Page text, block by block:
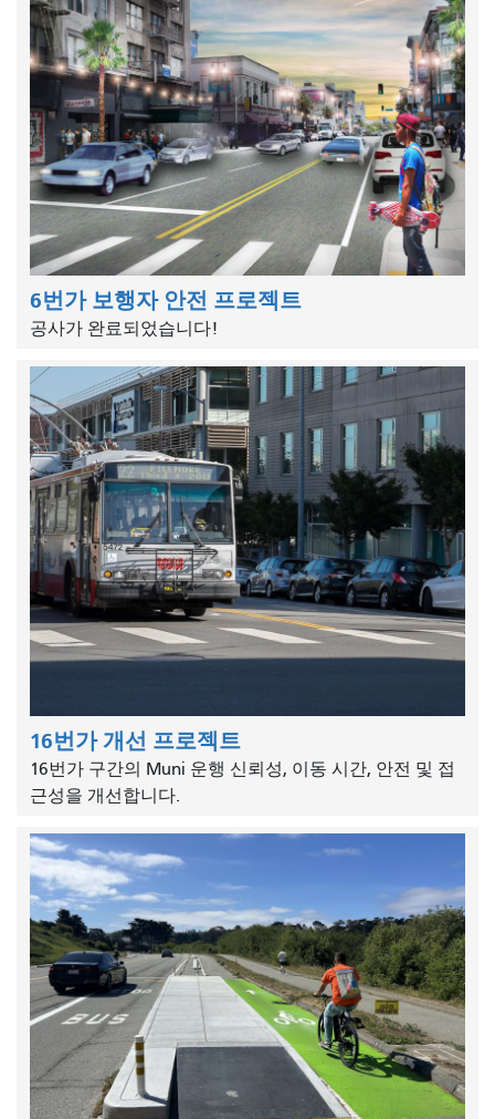
6번가 보행자 안전 프로젝트
공사가 완료되었습니다!
16번가 개선 프로젝트
16번가 구간의 Muni 운행 신뢰성, 이동 시간, 안전 및 접
근성을 개선합니다.